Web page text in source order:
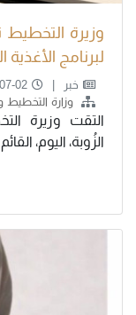
وزيرة التخطيط
لبرنامج الأغذية
خبر
02
وزارة التخطيط
التقت وزيرة
الزُوبة، اليوم،